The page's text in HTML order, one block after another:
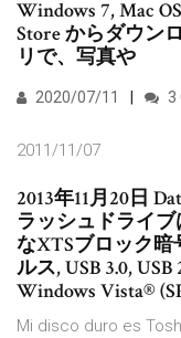
Windows 7, Mac
Store からダウン
リで、写真や
2020/07/11 3
2011/11/07
2013年11月20日
ラッシュドライブ
なXTSブロック暗
ルス, USB 3.0,
Windows Vista®
Mi disco duro es